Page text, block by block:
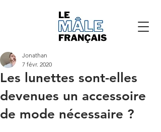
Les lunettes sont-elles
devenues un accessoire
de mode nécessaire ?
Jonathan
7 févr. 2020